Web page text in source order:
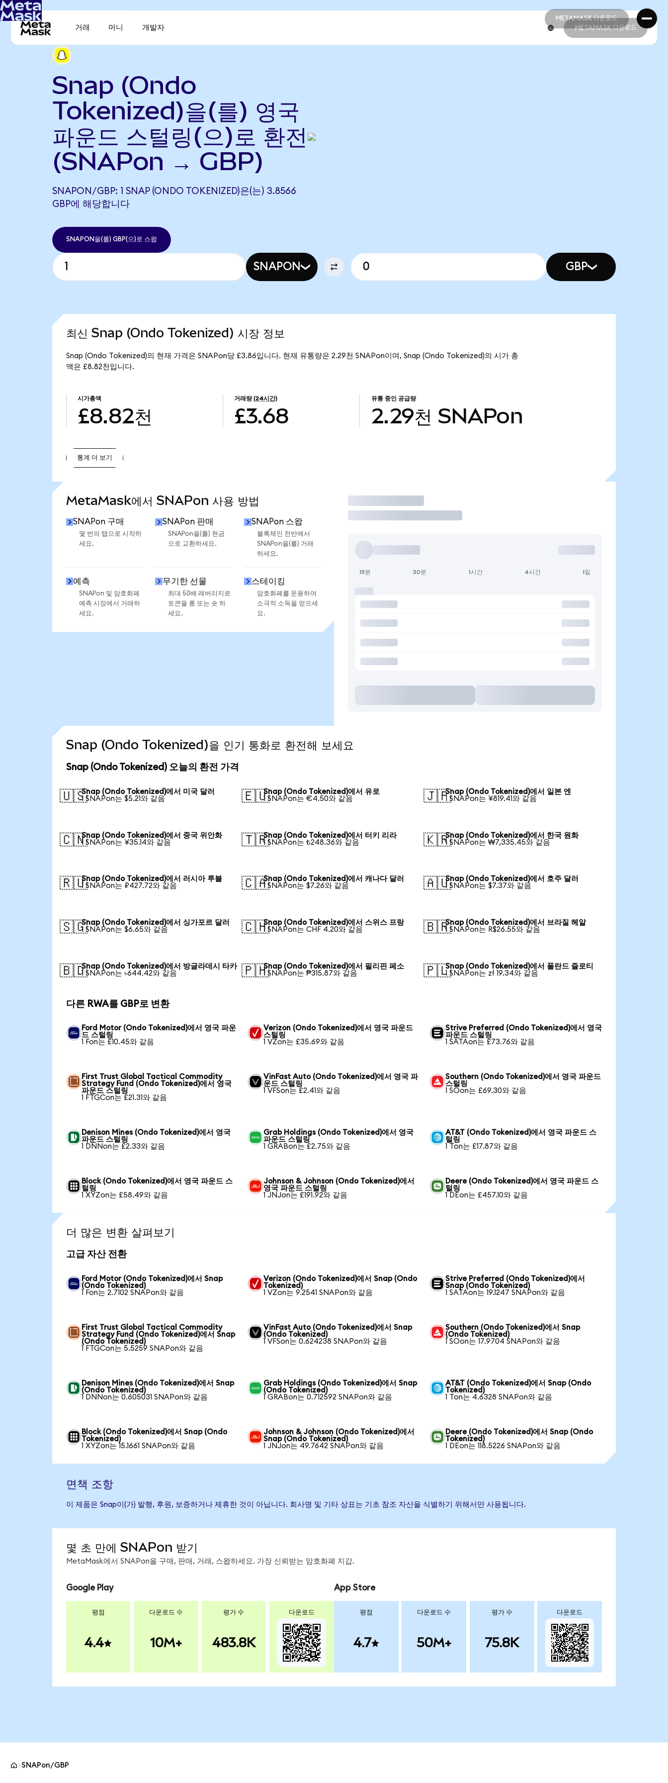
METAMASK 다운로드
METAMASK 다운로드
거래 머니 개발자 METAMASK 다운로드
Snap (Ondo
Tokenized)을(를) 영국
파운드 스털링(으)로 환전
(SNAPon → GBP)
SNAPON/GBP: 1 SNAP (ONDO TOKENIZED)은(는) 3.8566
GBP에 해당합니다
SNAPON을(를) GBP(으)로 스왑
SNAPON GBP
최신 Snap (Ondo Tokenized) 시장 정보
Snap (Ondo Tokenized)의 현재 가격은 SNAPon당 £3.86입니다. 현재 유통량은 2.29천 SNAPon이며, Snap (Ondo Tokenized)의 시가 총
액은 £8.82천입니다.
시가총액
£8.82천
거래량 (24시간)
£3.68
유통 중인 공급량
2.29천 SNAPon
통계 더 보기
MetaMask에서 SNAPon 사용 방법
SNAPon 구매
몇 번의 탭으로 시작하
세요.
SNAPon 판매
SNAPon을(를) 현금
으로 교환하세요.
SNAPon 스왑
블록체인 전반에서
SNAPon을(를) 거래
하세요.
예측
SNAPon 및 암호화폐
예측 시장에서 거래하
세요.
무기한 선물
최대 50배 레버리지로
토큰을 롱 또는 숏 하
세요.
스테이킹
암호화폐를 운용하여
소극적 소득을 얻으세
요.
거래
15분 30분 1시간 4시간 1일
Snap (Ondo Tokenized)을 인기 통화로 환전해 보세요
Snap (Ondo Tokenized) 오늘의 환전 가격
🇺🇸Snap (Ondo Tokenized)에서 미국 달러
1 SNAPon는 $5.21와 같음
🇪🇺Snap (Ondo Tokenized)에서 유로
1 SNAPon는 €4.50와 같음
🇯🇵Snap (Ondo Tokenized)에서 일본 엔
1 SNAPon는 ¥819.41와 같음
🇨🇳Snap (Ondo Tokenized)에서 중국 위안화
1 SNAPon는 ¥35.14와 같음
🇹🇷Snap (Ondo Tokenized)에서 터키 리라
1 SNAPon는 ₺248.36와 같음
🇰🇷Snap (Ondo Tokenized)에서 한국 원화
1 SNAPon는 ₩7,335.45와 같음
🇷🇺Snap (Ondo Tokenized)에서 러시아 루블
1 SNAPon는 ₽427.72와 같음
🇨🇦Snap (Ondo Tokenized)에서 캐나다 달러
1 SNAPon는 $7.26와 같음
🇦🇺Snap (Ondo Tokenized)에서 호주 달러
1 SNAPon는 $7.37와 같음
🇸🇬Snap (Ondo Tokenized)에서 싱가포르 달러
1 SNAPon는 $6.65와 같음
🇨🇭Snap (Ondo Tokenized)에서 스위스 프랑
1 SNAPon는 CHF 4.20와 같음
🇧🇷Snap (Ondo Tokenized)에서 브라질 헤알
1 SNAPon는 R$26.55와 같음
🇧🇩Snap (Ondo Tokenized)에서 방글라데시 타카
1 SNAPon는 ৳644.42와 같음
🇵🇭Snap (Ondo Tokenized)에서 필리핀 페소
1 SNAPon는 ₱315.87와 같음
🇵🇱Snap (Ondo Tokenized)에서 폴란드 즐로티
1 SNAPon는 zł 19.34와 같음
다른 RWA를 GBP로 변환
Ford Motor (Ondo Tokenized)에서 영국 파운
드 스털링
1 Fon는 £10.45와 같음
Verizon (Ondo Tokenized)에서 영국 파운드
스털링
1 VZon는 £35.69와 같음
Strive Preferred (Ondo Tokenized)에서 영국
파운드 스털링
1 SATAon는 £73.76와 같음
First Trust Global Tactical Commodity
Strategy Fund (Ondo Tokenized)에서 영국
파운드 스털링
1 FTGCon는 £21.31와 같음
VinFast Auto (Ondo Tokenized)에서 영국 파
운드 스털링
1 VFSon는 £2.41와 같음
Southern (Ondo Tokenized)에서 영국 파운드
스털링
1 SOon는 £69.30와 같음
Denison Mines (Ondo Tokenized)에서 영국
파운드 스털링
1 DNNon는 £2.33와 같음
Grab Holdings (Ondo Tokenized)에서 영국
파운드 스털링
1 GRABon는 £2.75와 같음
AT&T (Ondo Tokenized)에서 영국 파운드 스
털링
1 Ton는 £17.87와 같음
Block (Ondo Tokenized)에서 영국 파운드 스
털링
1 XYZon는 £58.49와 같음
Johnson & Johnson (Ondo Tokenized)에서
영국 파운드 스털링
1 JNJon는 £191.92와 같음
Deere (Ondo Tokenized)에서 영국 파운드 스
털링
1 DEon는 £457.10와 같음
더 많은 변환 살펴보기
고급 자산 전환
Ford Motor (Ondo Tokenized)에서 Snap
(Ondo Tokenized)
1 Fon는 2.7102 SNAPon와 같음
Verizon (Ondo Tokenized)에서 Snap (Ondo
Tokenized)
1 VZon는 9.2541 SNAPon와 같음
Strive Preferred (Ondo Tokenized)에서
Snap (Ondo Tokenized)
1 SATAon는 19.1247 SNAPon와 같음
First Trust Global Tactical Commodity
Strategy Fund (Ondo Tokenized)에서 Snap
(Ondo Tokenized)
1 FTGCon는 5.5259 SNAPon와 같음
VinFast Auto (Ondo Tokenized)에서 Snap
(Ondo Tokenized)
1 VFSon는 0.624238 SNAPon와 같음
Southern (Ondo Tokenized)에서 Snap
(Ondo Tokenized)
1 SOon는 17.9704 SNAPon와 같음
Denison Mines (Ondo Tokenized)에서 Snap
(Ondo Tokenized)
1 DNNon는 0.605031 SNAPon와 같음
Grab Holdings (Ondo Tokenized)에서 Snap
(Ondo Tokenized)
1 GRABon는 0.712592 SNAPon와 같음
AT&T (Ondo Tokenized)에서 Snap (Ondo
Tokenized)
1 Ton는 4.6328 SNAPon와 같음
Block (Ondo Tokenized)에서 Snap (Ondo
Tokenized)
1 XYZon는 15.1661 SNAPon와 같음
Johnson & Johnson (Ondo Tokenized)에서
Snap (Ondo Tokenized)
1 JNJon는 49.7642 SNAPon와 같음
Deere (Ondo Tokenized)에서 Snap (Ondo
Tokenized)
1 DEon는 118.5226 SNAPon와 같음
면책 조항
이 제품은 Snap이(가) 발행, 후원, 보증하거나 제휴한 것이 아닙니다. 회사명 및 기타 상표는 기초 참조 자산을 식별하기 위해서만 사용됩니다.
몇 초 만에 SNAPon 받기
MetaMask에서 SNAPon을 구매, 판매, 거래, 스왑하세요. 가장 신뢰받는 암호화폐 지갑.
Google Play
평점
4.4
다운로드 수
10M+
평가 수
483.8K
다운로드
App Store
평점
4.7
다운로드 수
50M+
평가 수
75.8K
다운로드
SNAPon/GBP